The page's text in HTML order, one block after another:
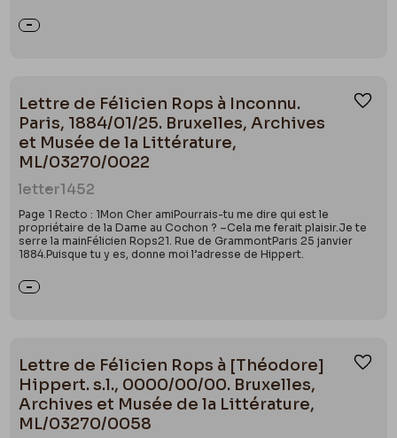
Lettre de Félicien Rops à Inconnu.
Paris, 1884/01/25. Bruxelles, Archives
et Musée de la Littérature,
ML/03270/0022
letter1452
Page 1 Recto : 1Mon Cher amiPourrais-tu me dire qui est le
propriétaire de la Dame au Cochon ? –Cela me ferait plaisir.Je te
serre la mainFélicien Rops21. Rue de GrammontParis 25 janvier
1884.Puisque tu y es, donne moi l’adresse de Hippert.
Lettre de Félicien Rops à [Théodore]
Hippert. s.l., 0000/00/00. Bruxelles,
Archives et Musée de la Littérature,
ML/03270/0058